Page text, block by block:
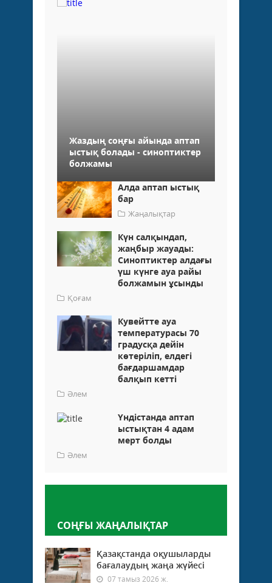
Жаздың соңғы айында аптап
ыстық болады - синоптиктер
болжамы
Алда аптап ыстық
бар
Жаңалықтар
Күн салқындап,
жаңбыр жауады:
Синоптиктер алдағы
үш күнге ауа райы
болжамын ұсынды
Қоғам
Кувейтте ауа
температурасы 70
градусқа дейін
көтеріліп, елдегі
бағдаршамдар
балқып кетті
Әлем
Үндістанда аптап
ыстықтан 4 адам
мерт болды
Әлем
СОҢҒЫ ЖАҢАЛЫҚТАР
Қазақстанда оқушыларды
бағалаудың жаңа жүйесі
07 тамыз 2026 ж.